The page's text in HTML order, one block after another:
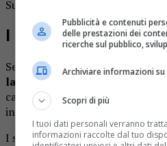
Sul posto sono arrivati i
I primi soccorsi
Secondo una prima
la ringhiera del balcone e ha
caduta da un’altezza di alcuni
intervento immediato e
I soccorritori hanno prestatole
Pubblicità e contenuti
delle prestazioni dei
ricerche sul pubblico,
Archiviare informazioni
Scopri di più
I tuoi dati personali verranno
informazioni raccolte dal tuo